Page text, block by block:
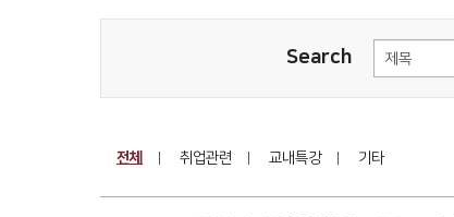
Search
전체 취업관련 교내특강 기타